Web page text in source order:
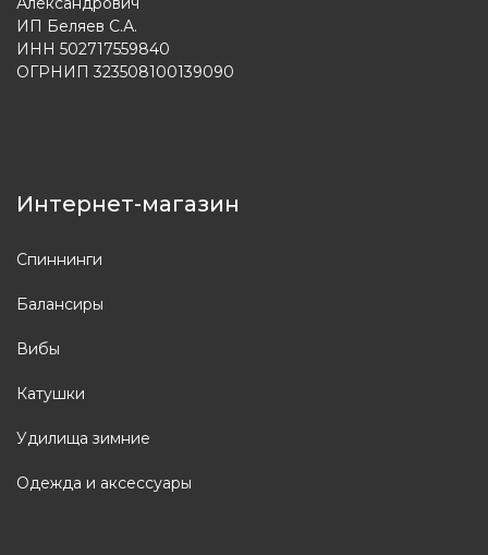
ИП Беляев С.А.
ИНН 502717559840
ОГРНИП 323508100139090
Интернет-магазин
Спиннинги
Балансиры
Вибы
Катушки
Удилища зимние
Одежда и аксессуары